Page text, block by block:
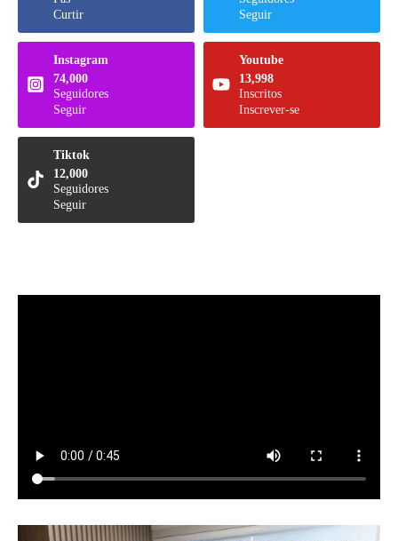
Curtir
Seguir
Instagram
74,000
Seguidores
Seguir
Youtube
13,998
Inscritos
Inscrever-se
Tiktok
12,000
Seguidores
Seguir